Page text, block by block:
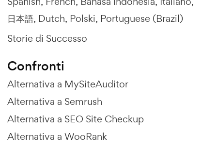
日本語 Dutch Polski Portuguese (Brazil)
Storie di Successo
Confronti
Alternativa a MySiteAuditor
Alternativa a Semrush
Alternativa a SEO Site Checkup
Alternativa a WooRank